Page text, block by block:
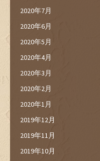
2020年7月
2020年6月
2020年5月
2020年4月
2020年3月
2020年2月
2020年1月
2019年12月
2019年11月
2019年10月